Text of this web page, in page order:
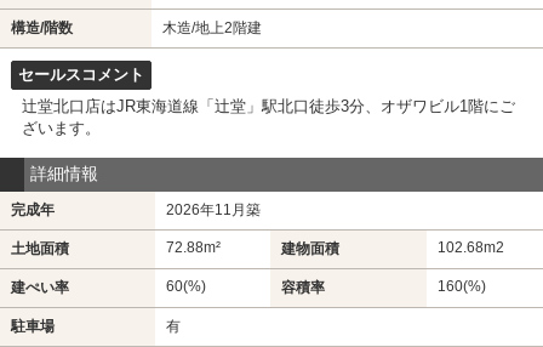
構造/階数 木造/地上2階建
セールスコメント
辻堂北口店はJR東海道線「辻堂」駅北口徒歩3分、オザワビル1階にご
ざいます。
詳細情報
完成年 2026年11月築
土地面積 72.88m² 建物面積 102.68m2
建ぺい率 60(%) 容積率 160(%)
駐車場 有